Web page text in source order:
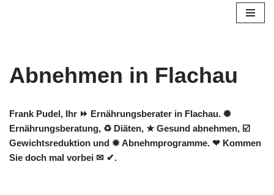
Abnehmen in Flachau
Frank Pudel, Ihr ⏩ Ernährungsberater in Flachau. ✺
Ernährungsberatung, ♻ Diäten, ★ Gesund abnehmen, ☑️
Gewichtsreduktion und ✹ Abnehmprogramme. ❤ Kommen
Sie doch mal vorbei ✉ ✔.